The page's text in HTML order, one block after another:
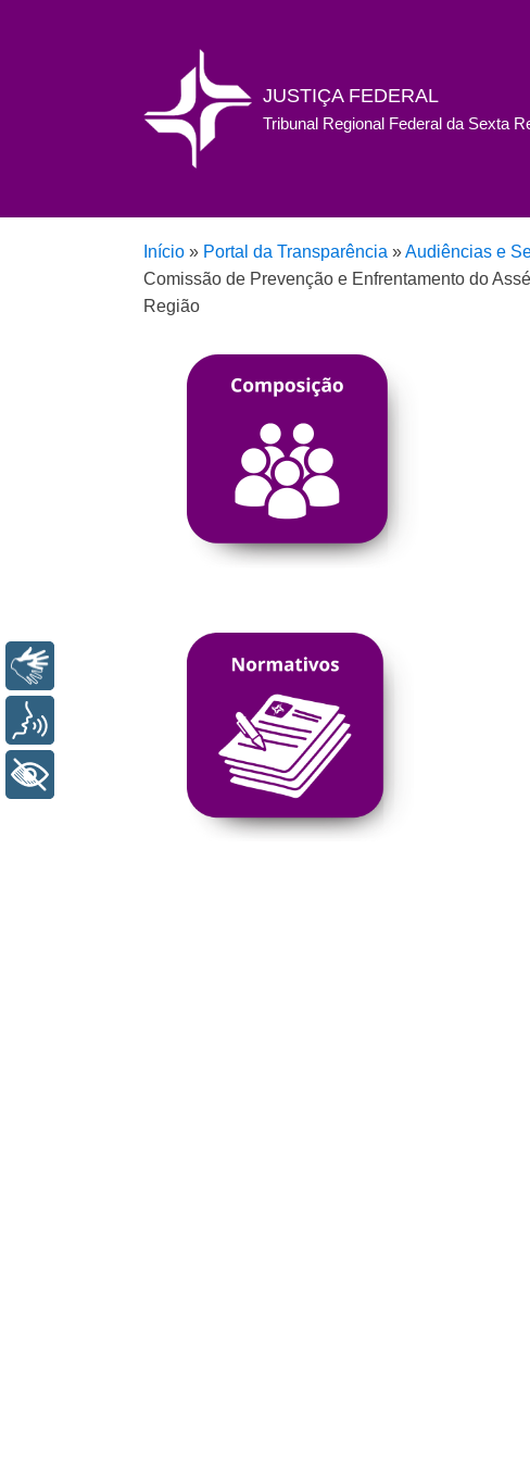
JUSTIÇA FEDERAL
Tribunal Regional Federal da Sexta
Início » Portal da Transparência »Audiências e
Comissão de Prevenção e Enfrentamento do
Região